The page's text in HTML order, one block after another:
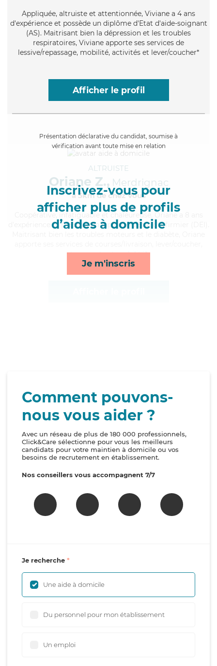
Appliquée, altruiste et attentionnée, Viviane a 4 ans
d'expérience et possède un diplôme d'Etat d'aide-soignant
(AS). Maitrisant bien la dépression et les troubles
respiratoires, Viviane apporte ses services de
lessive/repassage, mobilité, activités et lever/coucher*
Afficher le profil
Présentation déclarative du candidat, soumise à
vérification avant toute mise en relation
Inscrivez-vous pour
afficher plus de profils
d’aides à domicile
Je m'inscris
ALTRUISTE
Oriane Z., Merdrignac
à 5km de chez Vous
, infatiguable et chaleureuse, Oriane a 8 ans
d'expérience et possède un diplôme d'Etat d'infirmier (DEI).
transports et mobilité*
Comment pouvons-
nous vous aider ?
Avec un réseau de plus de 180 000 professionnels,
Click&Care sélectionne pour vous les meilleurs
candidats pour votre maintien à domicile ou vos
besoins de recrutement en établissement.
Nos conseillers vous accompagnent 7/7
Je recherche
Une aide à domicile
Du personnel pour mon établissement
Un emploi